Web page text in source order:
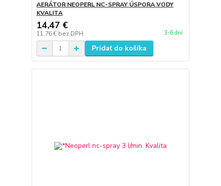
AERÁTOR NEOPERL NC-SPRAY ÚSPORA VODY
KVALITA
14,47 €
11,76 € bez DPH 3-6 dní
Pridať do košíka